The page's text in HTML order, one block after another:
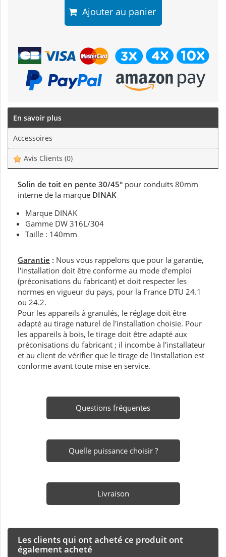
Ajouter au panier
En savoir plus
Accessoires
Avis Clients (0)
Solin de toit en pente 30/45° pour conduits 80mm
interne de la marque DINAK
Marque DINAK
Gamme DW 316L/304
Taille : 140mm
Garantie : Nous vous rappelons que pour la garantie,
l'installation doit être conforme au mode d'emploi
(préconisations du fabricant) et doit respecter les
normes en vigueur du pays, pour la France DTU 24.1
ou 24.2.
Pour les appareils à granulés, le réglage doit être
adapté au tirage naturel de l'installation choisie. Pour
les appareils à bois, le tirage doit être adapté aux
préconisations du fabricant ; il incombe à l'installateur
et au client de vérifier que le tirage de l'installation est
conforme avant toute mise en service.
Questions fréquentes
Quelle puissance choisir ?
Livraison
Les clients qui ont acheté ce produit ont
également acheté